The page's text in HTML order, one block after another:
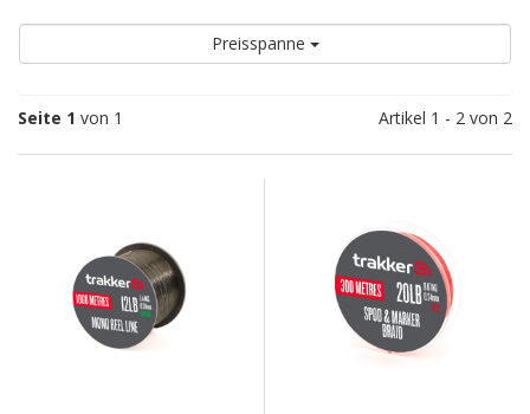
Preisspanne
Seite 1 von 1 Artikel 1 - 2 von 2